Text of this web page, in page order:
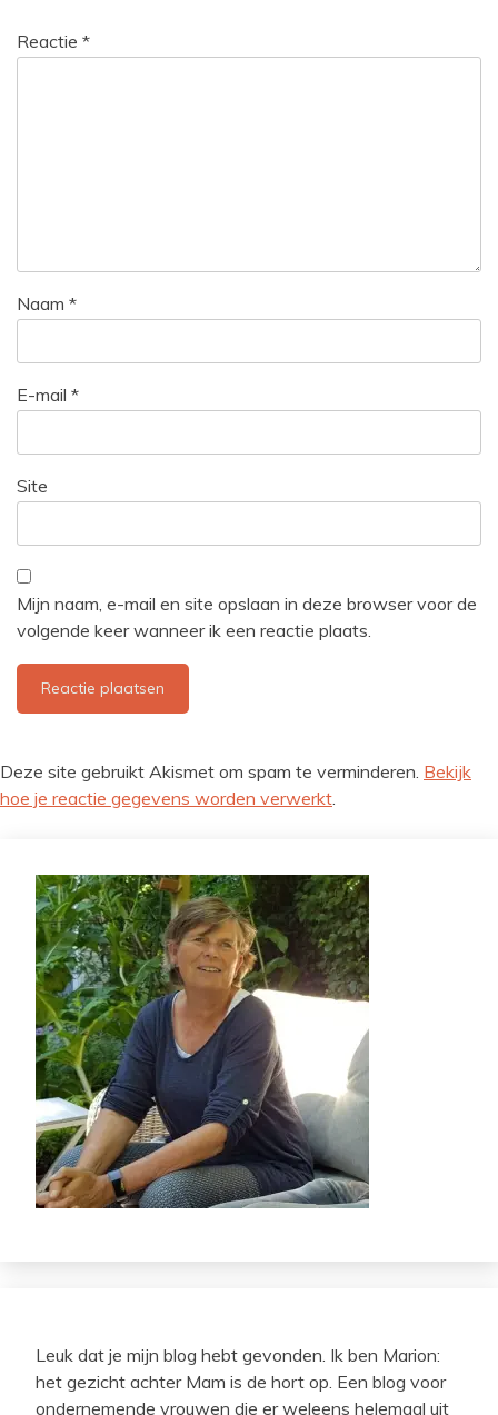
Reactie *
Naam *
E-mail *
Site
Mijn naam, e-mail en site opslaan in deze browser voor de
volgende keer wanneer ik een reactie plaats.
Deze site gebruikt Akismet om spam te verminderen. Bekijk
hoe je reactie gegevens worden verwerkt
Leuk dat je mijn blog hebt gevonden. Ik ben Marion:
het gezicht achter Mam is de hort op. Een blog voor
ondernemende vrouwen die er weleens helemaal uit